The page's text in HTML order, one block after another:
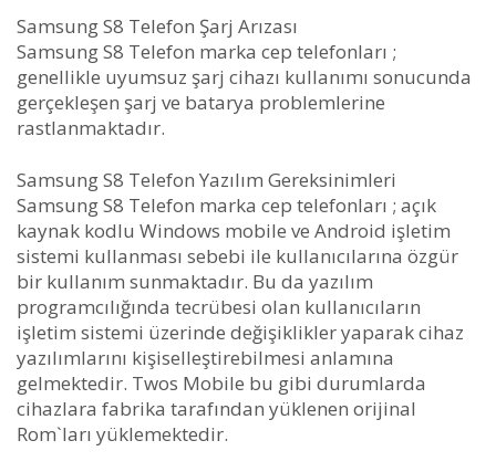
Samsung S8 Telefon Şarj Arızası
Samsung S8 Telefon marka cep telefonları ;
genellikle uyumsuz şarj cihazı kullanımı sonucunda
gerçekleşen şarj ve batarya problemlerine
rastlanmaktadır.
Samsung S8 Telefon Yazılım Gereksinimleri
Samsung S8 Telefon marka cep telefonları ; açık
kaynak kodlu Windows mobile ve Android işletim
sistemi kullanması sebebi ile kullanıcılarına özgür
bir kullanım sunmaktadır. Bu da yazılım
programcılığında tecrübesi olan kullanıcıların
işletim sistemi üzerinde değişiklikler yaparak cihaz
yazılımlarını kişiselleştirebilmesi anlamına
gelmektedir. Twos Mobile bu gibi durumlarda
cihazlara fabrika tarafından yüklenen orijinal
Rom`ları yüklemektedir.